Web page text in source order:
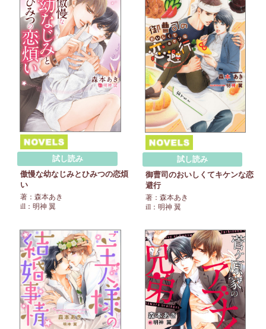
試し読み
傲慢な幼なじみとひみつの恋煩
い
著：森本あき
ill：明神 翼
試し読み
御曹司のおいしくてキケンな恋
避行
著：森本あき
ill：明神 翼